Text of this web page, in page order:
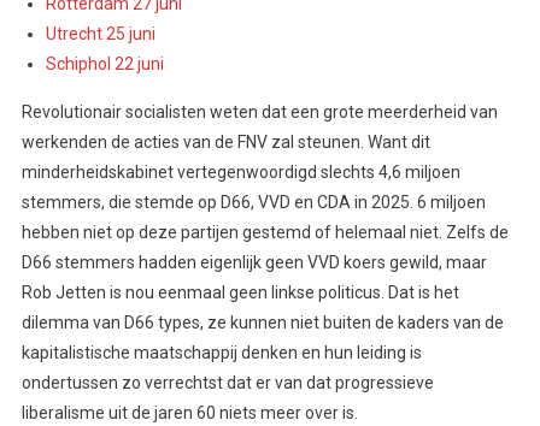
Utrecht 25 juni
Schiphol 22 juni
Revolutionair socialisten weten dat een grote meerderheid van
werkenden de acties van de FNV zal steunen. Want dit
minderheidskabinet vertegenwoordigd slechts 4,6 miljoen
stemmers, die stemde op D66, VVD en CDA in 2025. 6 miljoen
hebben niet op deze partijen gestemd of helemaal niet. Zelfs de
D66 stemmers hadden eigenlijk geen VVD koers gewild, maar
Rob Jetten is nou eenmaal geen linkse politicus. Dat is het
dilemma van D66 types, ze kunnen niet buiten de kaders van de
kapitalistische maatschappij denken en hun leiding is
ondertussen zo verrechtst dat er van dat progressieve
liberalisme uit de jaren 60 niets meer over is.